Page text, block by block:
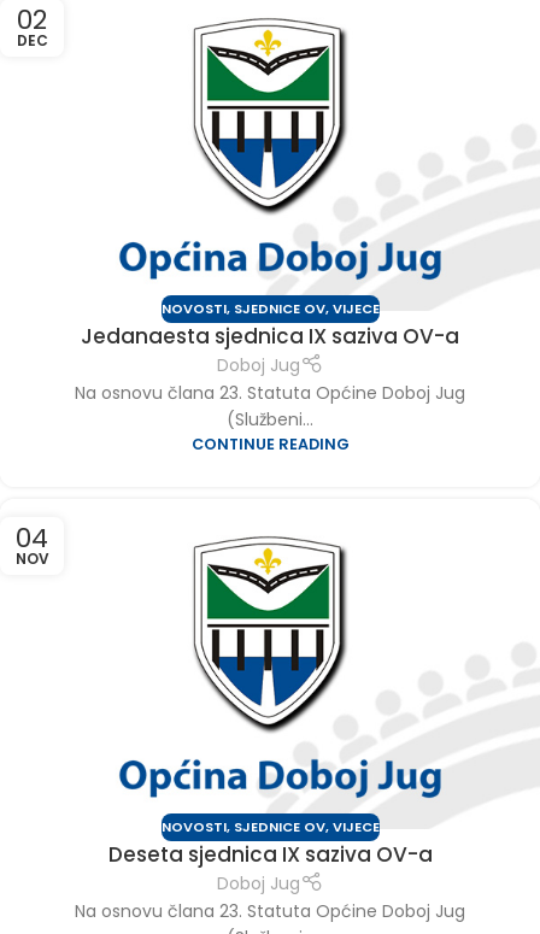
02
DEC
NOVOSTI, SJEDNICE OV,VIJECE
Jedanaesta sjednica IX saziva OV-a
Doboj Jug
Na osnovu člana 23. Statuta Općine Doboj Jug
(Službeni...
CONTINUE READING
04
NOV
NOVOSTI, SJEDNICE OV,VIJECE
Deseta sjednica IX saziva OV-a
Doboj Jug
Na osnovu člana 23. Statuta Općine Doboj Jug